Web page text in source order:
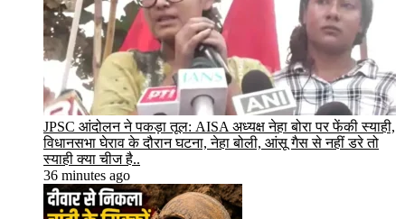
JPSC आंदोलन ने पकड़ा तूल: AISA अध्यक्ष नेहा बोरा पर फेंकी स्याही,
विधानसभा घेराव के दौरान घटना, नेहा बोली, आंसू गैस से नहीं डरे तो
स्याही क्या चीज है..
36 minutes ago